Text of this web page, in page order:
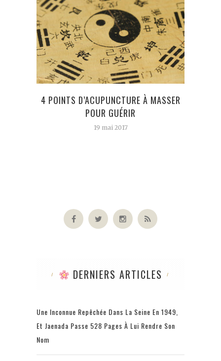
4 POINTS D’ACUPUNCTURE À MASSER
POUR GUÉRIR
19 mai 2017
DERNIERS ARTICLES
Une Inconnue Repêchée Dans La Seine En 1949,
Et Jaenada Passe 528 Pages À Lui Rendre Son
Nom